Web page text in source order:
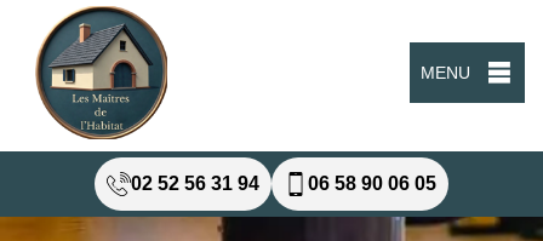
MENU
02 52 56 31 94 06 58 90 06 05